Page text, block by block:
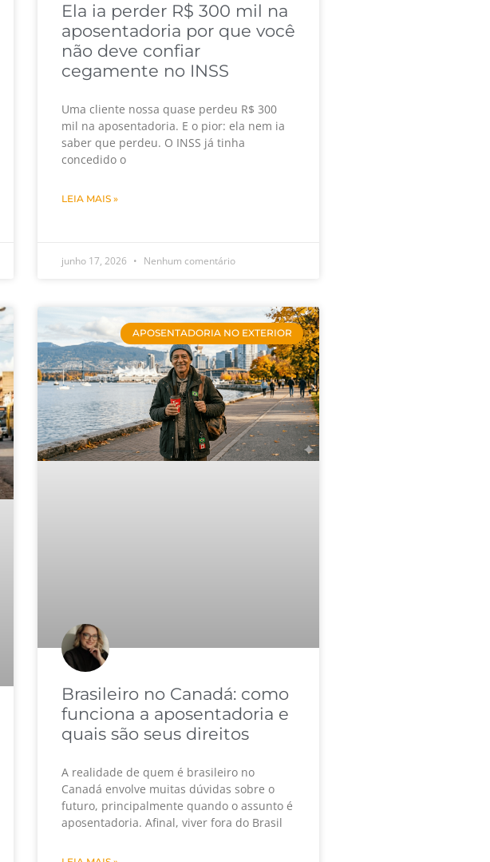
Ela ia perder R$ 300 mil na
aposentadoria por que você
não deve confiar
cegamente no INSS
Uma cliente nossa quase perdeu R$ 300
mil na aposentadoria. E o pior: ela nem ia
saber que perdeu. O INSS já tinha
concedido o
LEIA MAIS »
junho 17, 2026 Nenhum comentário
APOSENTADORIA NO EXTERIOR
Brasileiro no Canadá: como
funciona a aposentadoria e
quais são seus direitos
A realidade de quem é brasileiro no
Canadá envolve muitas dúvidas sobre o
futuro, principalmente quando o assunto é
aposentadoria. Afinal, viver fora do Brasil